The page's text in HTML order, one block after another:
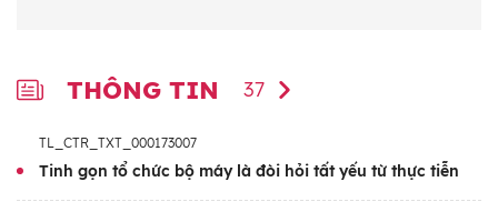
Tổng Bí thư Tô Lâm.
THÔNG TIN 37
TL_CTR_TXT_000173007
Tinh gọn tổ chức bộ máy là đòi hỏi tất yếu từ thực tiễn